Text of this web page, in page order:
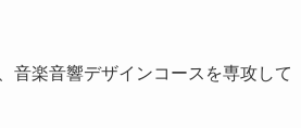
音楽音響デザインコースを専攻して